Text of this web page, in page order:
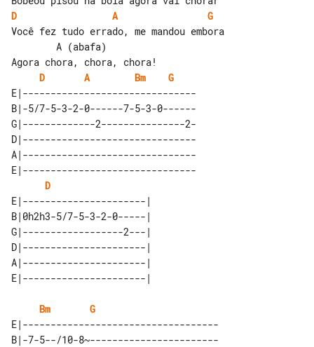
D
A
G
Você fez tudo errado, me mandou embora
D
A Bm
G
E|-------------------------------
B|-5/7-5-3-2-0------7-5-3-0------
G|-------------2---------------2-
D|-------------------------------
A|-------------------------------
E|-------------------------------
D
E|----------------------|
B|0h2h3-5/7-5-3-2-0-----|
G|------------------2---|
D|----------------------|
A|----------------------|
Bm
G
E|-----------------------------------
B|-7-5--/10-8~-----------------------